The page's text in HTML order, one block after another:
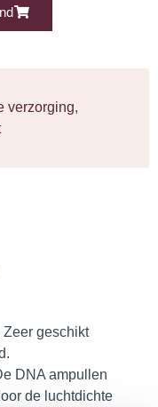
verzorging,
geschikt
DNA ampullen
de luchtdichte